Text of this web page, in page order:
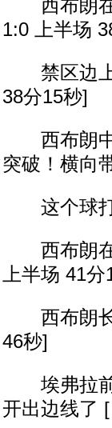
西布朗在
1:0 上半场
禁区边上
38分15秒]
西布朗中
突破！横向
这个球打
西布朗在
上半场 41分
西布朗长
46秒]
埃弗拉前
开出边线了